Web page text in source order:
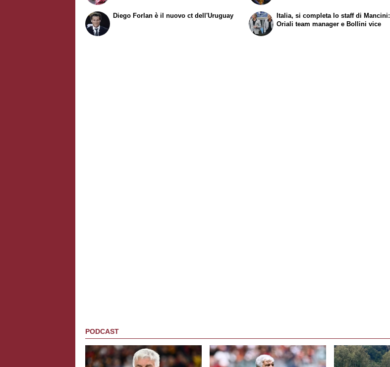
Diego Forlan è il nuovo ct dell'Uruguay
Italia, si completa lo staff di Mancini:
Oriali team manager e Bollini vice
PODCAST